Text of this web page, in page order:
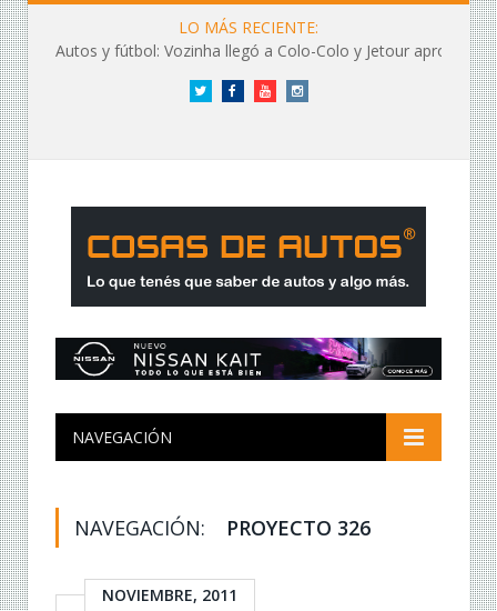
LO MÁS RECIENTE:
Autos y fútbol: Vozinha llegó a Colo-Colo y Jetour aprovechó los flashes
Twitter FacebookYouTubeInstagram
NAVEGACIÓN
NAVEGACIÓN: PROYECTO 326
NOVIEMBRE, 2011